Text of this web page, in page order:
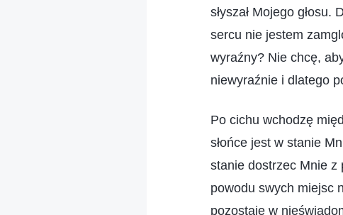
słyszał Mojego
sercu nie jestem
wyraźny? Nie chcę,
niewyraźnie i dlatego
Po cichu wchodzę
słońce jest w stanie
stanie dostrzec Mnie z
powodu swych miejsc
pozostaje w